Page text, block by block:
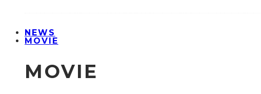
NEWS
MOVIE
MOVIE